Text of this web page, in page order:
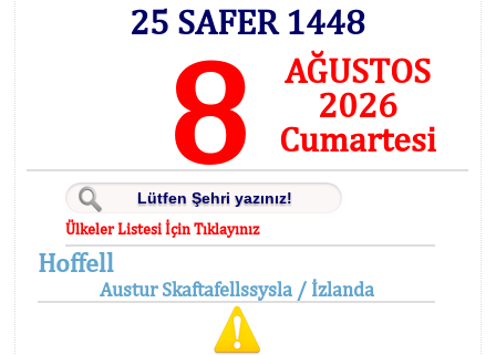
25 SAFER 1448
8
AĞUSTOS
2026
Cumartesi
Ülkeler Listesi İçin Tıklayınız
Hoffell
Austur Skaftafellssysla / İzlanda